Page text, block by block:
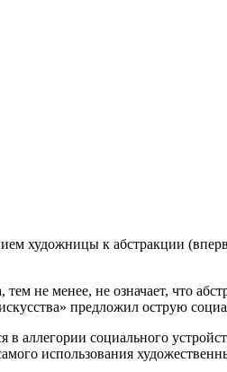
художницы к абстракции
не менее, не означает, что
предложил острую
в аллегории социального
использования